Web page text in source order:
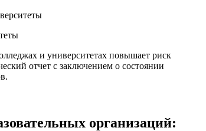
и университетах повышает риск
отчет с заключением о состоянии
организаций: